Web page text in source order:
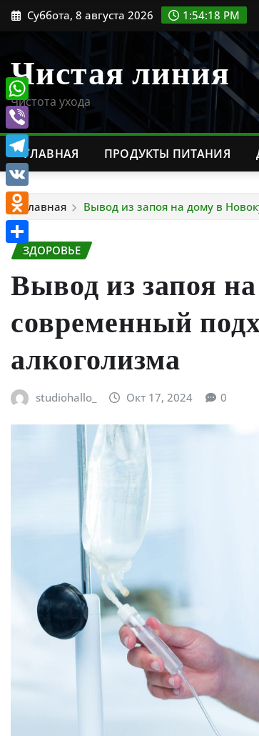
ПерейтиСуббота, 8 августа 2026 1:54:19 PM
Чистая линия
Чистота ухода
ГЛАВНАЯ ПРОДУКТЫ ПИТАНИЯ
Главная Вывод из запоя на дому в
ЗДОРОВЬЕ
Вывод из запоя
современный
алкоголизма
studiohallo_ Окт 17, 2024 0
WhatsApp
Viber
Telegram
VK
Odnoklassniki
Отправить